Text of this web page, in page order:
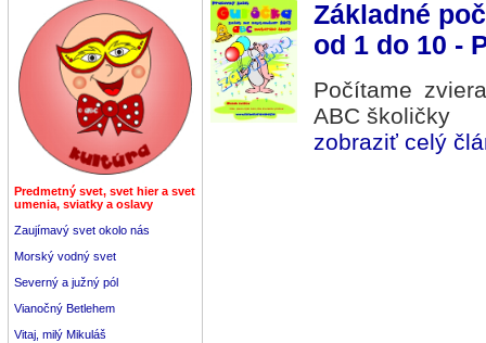
Predmetný svet, svet hier a svet
umenia, sviatky a oslavy
Zaujímavý svet okolo nás
Morský vodný svet
Severný a južný pól
Vianočný Betlehem
Vitaj, milý Mikuláš
Základné
od 1 do 10 -
Počítame
ABC školičky
zobraziť celý